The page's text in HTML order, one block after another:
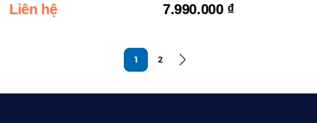
VOLKSWAGEN VILORAN
Liên hệ 7.990.000 ₫
1 2